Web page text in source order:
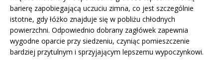
barierę zapobiegającą uczuciu zimna, co jest szczególnie
istotne, gdy łóżko znajduje się w pobliżu chłodnych
powierzchni. Odpowiednio dobrany zagłówek zapewnia
wygodne oparcie przy siedzeniu, czyniąc pomieszczenie
bardziej przytulnym i sprzyjającym lepszemu wypoczynkowi.